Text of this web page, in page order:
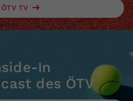
ÖTV TV
In
des ÖTV